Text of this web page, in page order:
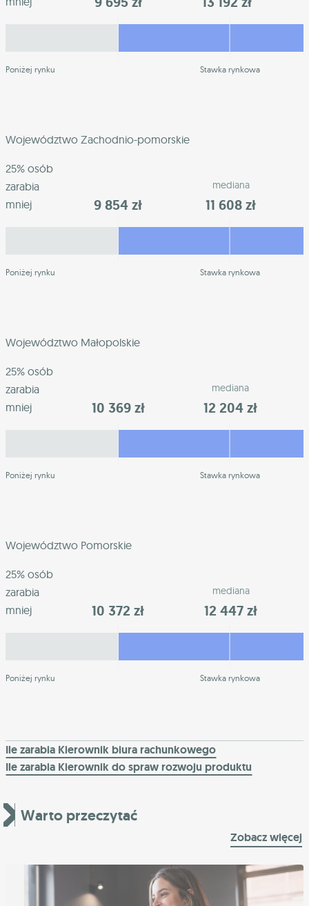
Poniżej rynku Stawka rynkowa
Województwo Zachodnio-pomorskie
25% osób
zarabia
mniej
9 854 zł
mediana
11 608 zł
Poniżej rynku Stawka rynkowa
Województwo Małopolskie
25% osób
zarabia
mniej
10 369 zł
mediana
12 204 zł
Poniżej rynku Stawka rynkowa
Województwo Pomorskie
25% osób
zarabia
mniej
10 372 zł
mediana
12 447 zł
Poniżej rynku Stawka rynkowa
Ile zarabia Kierownik biura rachunkowego
Ile zarabia Kierownik do spraw rozwoju produktu
Warto przeczytać
Zobacz więcej